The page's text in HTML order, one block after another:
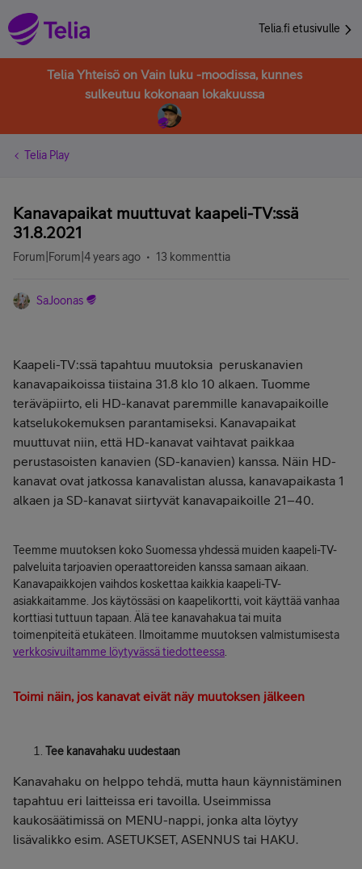
Telia.fi etusivulle
Telia Yhteisö on Vain luku -moodissa, kunnes
sulkeutuu kokonaan lokakuussa
Telia Play
Kanavapaikat muuttuvat kaapeli-TV:ssä
31.8.2021
Forum|Forum|4 years ago 13 kommenttia
SaJoonas
Kaapeli-TV:ssä tapahtuu muutoksia peruskanavien
kanavapaikoissa tiistaina 31.8 klo 10 alkaen. Tuomme
teräväpiirto, eli HD-kanavat paremmille kanavapaikoille
katselukokemuksen parantamiseksi. Kanavapaikat
muuttuvat niin, että HD-kanavat vaihtavat paikkaa
perustasoisten kanavien (SD-kanavien) kanssa. Näin HD-
kanavat ovat jatkossa kanavalistan alussa, kanavapaikasta 1
alkaen ja SD-kanavat siirtyvät kanavapaikoille 21–40.
Teemme muutoksen koko Suomessa yhdessä muiden kaapeli-TV-
palveluita tarjoavien operaattoreiden kanssa samaan aikaan.
Kanavapaikkojen vaihdos koskettaa kaikkia kaapeli-TV-
asiakkaitamme. Jos käytössäsi on kaapelikortti, voit käyttää vanhaa
korttiasi tuttuun tapaan. Älä tee kanavahakua tai muita
toimenpiteitä etukäteen. Ilmoitamme muutoksen valmistumisesta
verkkosivuiltamme löytyvässä tiedotteessa
Toimi näin, jos kanavat eivät näy muutoksen jälkeen
Tee kanavahaku uudestaan
Kanavahaku on helppo tehdä, mutta haun käynnistäminen
tapahtuu eri laitteissa eri tavoilla. Useimmissa
kaukosäätimissä on MENU-nappi, jonka alta löytyy
lisävalikko esim. ASETUKSET, ASENNUS tai HAKU.